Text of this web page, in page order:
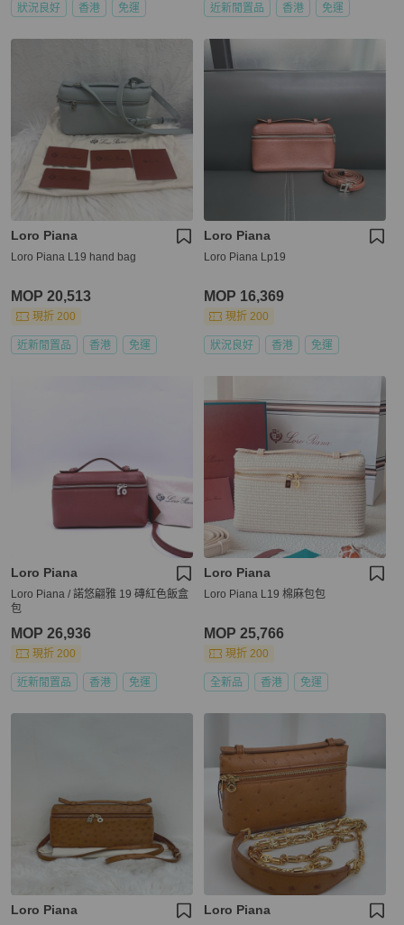
狀況良好 香港 免運 近新閒置品 香港 免運
Loro Piana
Loro Piana L19 hand bag
MOP 20,513
現折 200
近新閒置品 香港 免運
Loro Piana
Loro Piana Lp19
MOP 16,369
現折 200
狀況良好 香港 免運
Loro Piana
Loro Piana / 諾悠翩雅 19 磚紅色飯盒
包
MOP 26,936
現折 200
近新閒置品 香港 免運
Loro Piana
Loro Piana L19 棉麻包包
MOP 25,766
現折 200
全新品 香港 免運
Loro Piana Loro Piana